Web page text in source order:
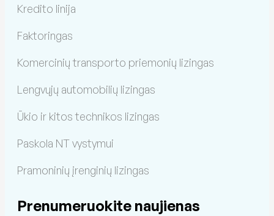
Kredito linija
Faktoringas
Komercinių transporto priemonių lizingas
Lengvųjų automobilių lizingas
Ūkio ir kitos technikos lizingas
Paskola NT vystymui
Pramoninių įrenginių lizingas
Prenumeruokite naujienas